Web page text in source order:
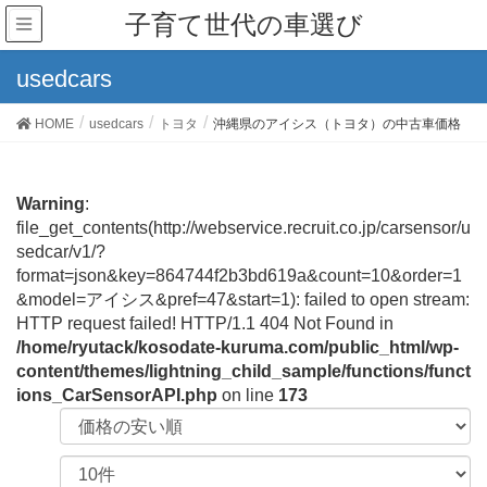
子育て世代の車選び
usedcars
HOME usedcars トヨタ 沖縄県のアイシス（トヨタ）の中古車価格
Warning:
file_get_contents(http://webservice.recruit.co.jp/carsensor/u
sedcar/v1/?
format=json&key=864744f2b3bd619a&count=10&order=1
&model=アイシス&pref=47&start=1): failed to open stream:
HTTP request failed! HTTP/1.1 404 Not Found in
/home/ryutack/kosodate-kuruma.com/public_html/wp-
content/themes/lightning_child_sample/functions/funct
ions_CarSensorAPI.php on line 173